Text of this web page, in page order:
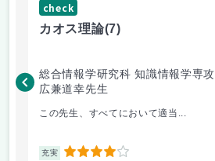
check
カオス理論(7)
総合情報学研究科 知識情報学専攻
広兼道幸先生
この先生、すべてにおいて適当...
充実 4